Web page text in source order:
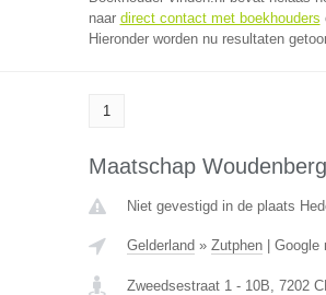
naar direct contact met boekhouders
Hieronder worden nu resultaten
1
Maatschap
Niet gevestigd in de plaats
Gelderland » Zutphen| Google
Zweedsestraat 1 - 10B, 7202